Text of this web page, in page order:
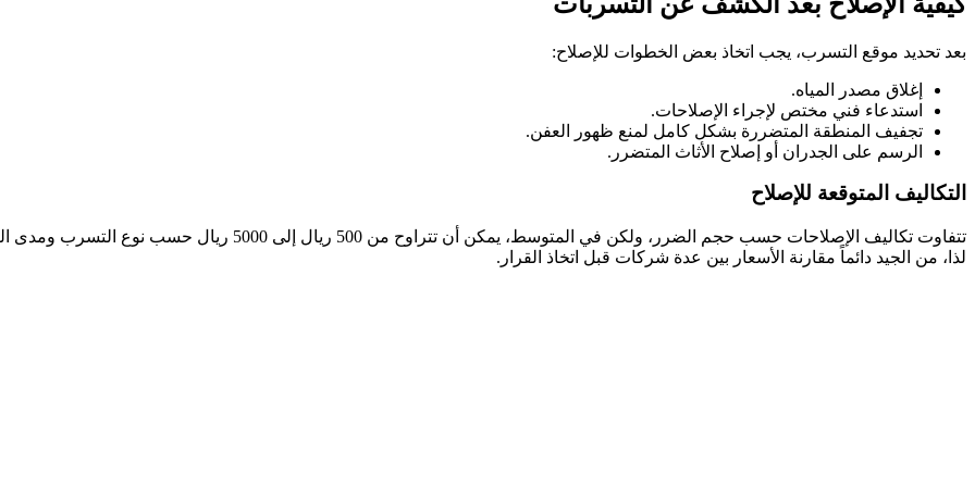
بعد تحديد موقع التسرب، يجب اتخاذ بعض الخطوات للإصلاح:
إغلاق مصدر المياه.
استدعاء فني مختص لإجراء الإصلاحات.
تجفيف المنطقة المتضررة بشكل كامل لمنع ظهور العفن.
الرسم على الجدران أو إصلاح الأثاث المتضرر.
التكاليف المتوقعة للإصلاح
تتفاوت تكاليف الإصلاحات حسب حجم الضرر، ولكن في المتوسط، يمكن أن تتراوح من 500 ريال إلى 5000 ريال حسب
لذا، من الجيد دائماً مقارنة الأسعار بين عدة شركات قبل اتخاذ القرار.